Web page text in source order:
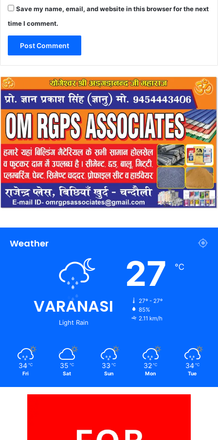
Save my name, email, and website in this browser for the next
time I comment.
Weather
VARANASI
Light Rain
27 ℃
27º - 27º
85%
2.11 km/h
34 ℃
Fri
35 ℃
Sat
33 ℃
Sun
32 ℃
Mon
34 ℃
Tue